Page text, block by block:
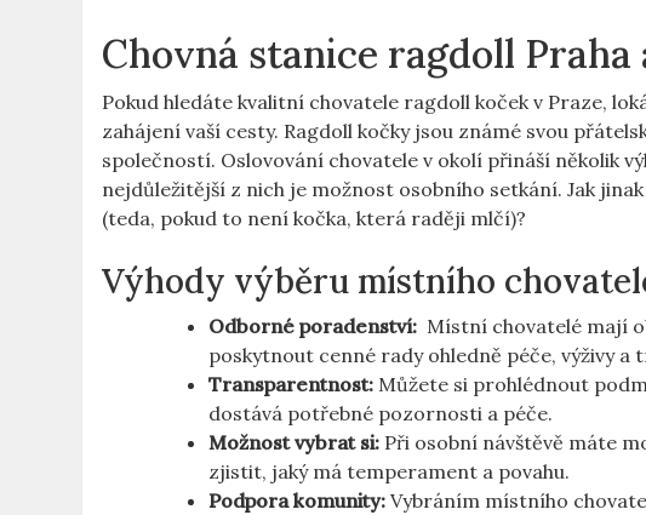
Chovná⁣ stanice ragdoll
Pokud hledáte kvalitní ‌chovatele ragdoll koček v Praze,
zahájení vaší cesty. Ragdoll kočky jsou ⁢známé svou
⁤společností. Oslovování chovatele ‍v okolí přináší několik
nejdůležitější z nich je možnost osobního setkání. Jak
(teda, pokud to⁣ není kočka, ⁣která raději mlčí)?
Výhody výběru místního
Odborné poradenství:
Místní chovatelé mají​
poskytnout cenné rady ohledně péče, výživy a
Transparentnost: Můžete si prohlédnout
dostává potřebné pozornosti a péče.
Možnost⁤ vybrat si: Při osobní⁤ návštěvě máte
zjistit, jaký má temperament a povahu.
Podpora⁣ komunity: Vybráním místního⁣